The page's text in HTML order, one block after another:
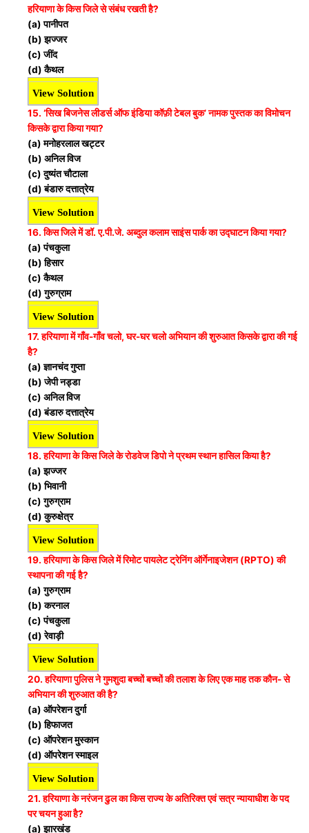
हरियाणा के किस जिले से संबंध रखती है?
(a) पानीपत
(b) झज्जर
(c) जींद
(d) कैथल
View Solution
15. ‘सिख बिजनेस लीडर्स ऑफ इंडिया कॉफ़ी टेबल बुक’ नामक पुस्तक का विमोचन
किसके द्वारा किया गया?
(a) मनोहरलाल खट्टर
(b) अनिल विज
(c) दुष्यंत चौटाला
(d) बंडारु दत्तात्रेय
View Solution
16. किस जिले में डॉ. ए.पी.जे. अब्दुल कलाम साइंस पार्क का उद्घाटन किया गया?
(a) पंचकुला
(b) हिसार
(c) कैथल
(d) गुरुग्राम
View Solution
17. हरियाणा में गाँव-गाँव चलो, घर-घर चलो अभियान की शुरुआत किसके द्वारा की गई
है?
(a) ज्ञानचंद गुप्ता
(b) जेपी नड्डा
(c) अनिल विज
(d) बंडारु दत्तात्रेय
View Solution
18. हरियाणा के किस जिले के रोडवेज डिपो ने प्रथम स्थान हासिल किया है?
(a) झज्जर
(b) भिवानी
(c) गुरुग्राम
(d) कुरुक्षेत्र
View Solution
19. हरियाणा के किस जिले में रिमोट पायलेट ट्रेनिंग ऑर्गेनाइजेशन (RPTO) की
स्थापना की गई है?
(a) गुरुग्राम
(b) करनाल
(c) पंचकुला
(d) रेवाड़ी
View Solution
20. हरियाणा पुलिस ने गुमशुदा बच्चों बच्चों की तलाश के लिए एक माह तक कौन- से
अभियान की शुरुआत की है?
(a) ऑपरेशन दुर्गा
(b) हिफाजत
(c) ऑपरेशन मुस्कान
(d) ऑपरेशन स्माइल
View Solution
21. हरियाणा के नरंजन ढुल का किस राज्य के अतिरिक्त एवं सत्र न्यायाधीश के पद
पर चयन हुआ है?
(a) झारखंड